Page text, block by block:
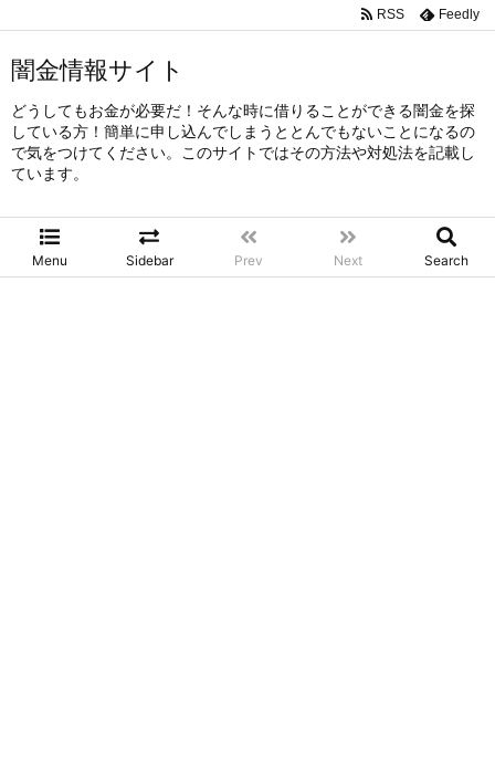
闇金情報サイト
どうしてもお金が必要だ！そんな時に借りることができる闇金を探
している方！簡単に申し込んでしまうととんでもないことになるの
で気をつけてください。このサイトではその方法や対処法を記載し
ています。
Menu Sidebar Prev Next Search
RSS Feedly